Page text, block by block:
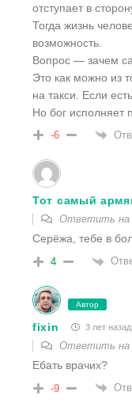
отступает в
Тогда жизнь
возможность.
Вопрос — зачем
Это как можно из
на такси. Если
Но бог исполняет
-6
Тот самый
Ответить на
Серёжа, тебе в
4
Автор
fixin 3 лет назад
Ответить на
Ебать врачих?
-9